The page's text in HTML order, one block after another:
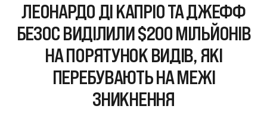
ЛЕОНАРДО ДІ КАПРІО ТА ДЖЕФФ
БЕЗОС ВИДІЛИЛИ $200 МІЛЬЙОНІВ
НА ПОРЯТУНОК ВИДІВ, ЯКІ
ПЕРЕБУВАЮТЬ НА МЕЖІ
ЗНИКНЕННЯ